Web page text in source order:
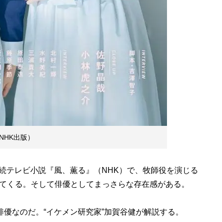
出版）
レビ小説『風、薫る』（NHK）で、牧師役を演じる
る。そして俳優としてまっさらな存在感がある。
なのだ。“イケメン研究家”加賀谷健が解説する。